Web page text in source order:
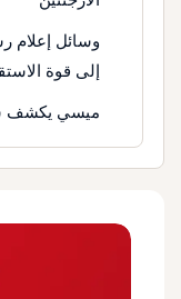
وسائل إعلام
إلى قوة
ميسي يكشف سر